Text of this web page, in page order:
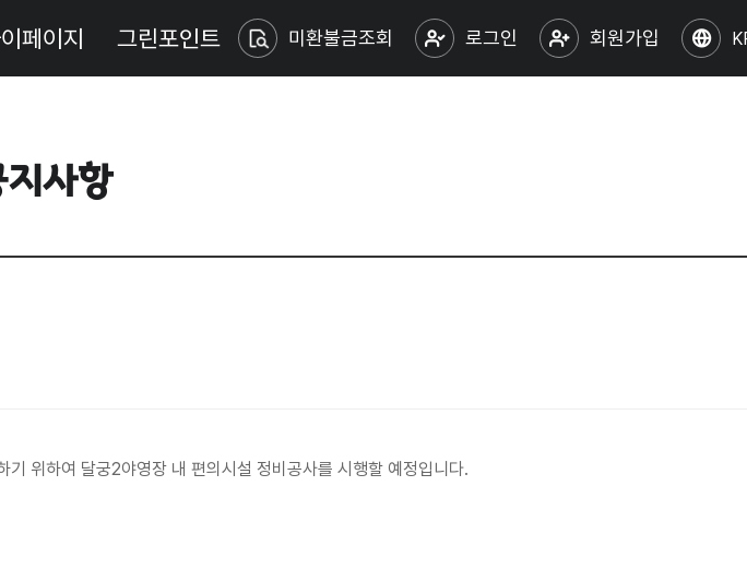
페이지 그린포인트 미환불금조회 로그인 회원가입
지사항
위하여 달궁2야영장 내 편의시설 정비공사를 시행할 예정입니다.